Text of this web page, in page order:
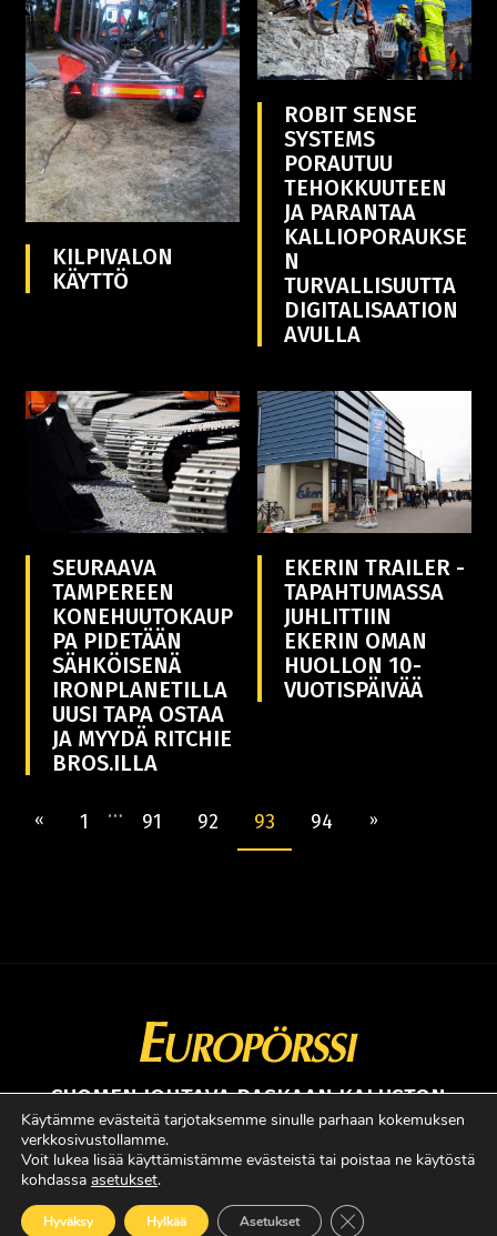
KILPIVALON
KÄYTTÖ
ROBIT SENSE
SYSTEMS
PORAUTUU
TEHOKKUUTEEN
JA PARANTAA
KALLIOPORAUKSE
N
TURVALLISUUTTA
DIGITALISAATION
AVULLA
SEURAAVA
TAMPEREEN
KONEHUUTOKAUP
PA PIDETÄÄN
SÄHKÖISENÄ
IRONPLANETILLA
UUSI TAPA OSTAA
JA MYYDÄ RITCHIE
BROS.ILLA
EKERIN TRAILER -
TAPAHTUMASSA
JUHLITTIIN
EKERIN OMAN
HUOLLON 10-
VUOTISPÄIVÄÄ
« 1 … 91 92 93 94 »
SUOMEN JOHTAVA RASKAAN KALUSTON
ERIKOISLEHTI
Copyright © Faktavisa Oy / Europörssi 2017. All Rights Reserved.
Käytämme evästeitä tarjotaksemme sinulle parhaan kokemuksen
verkkosivustollamme.
Voit lukea lisää käyttämistämme evästeistä tai poistaa ne käytöstä
kohdassa asetukset.
Hyväksy Hylkää Asetukset Sulje evästebanneri